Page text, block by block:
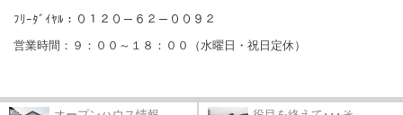
ﾌﾘｰﾀﾞｲﾔﾙ：０１２０－６２－００９２
営業時間：９：００～１８：００（水曜日・祝日定休）